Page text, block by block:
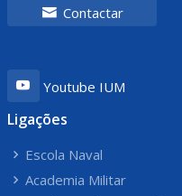
Contactar
Youtube IUM
Ligações
Escola Naval
Academia Militar